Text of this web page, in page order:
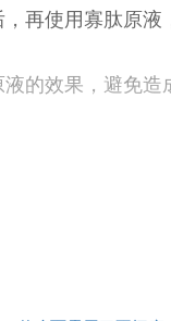
再使用寡肽原
的效果，避免造
了解看看。